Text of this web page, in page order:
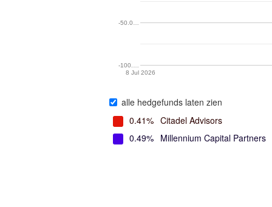
8 Jul 2026
-100.…
-50.0…
alle hedgefunds laten zien
0.41% Citadel Advisors
0.49% Millennium Capital Partners